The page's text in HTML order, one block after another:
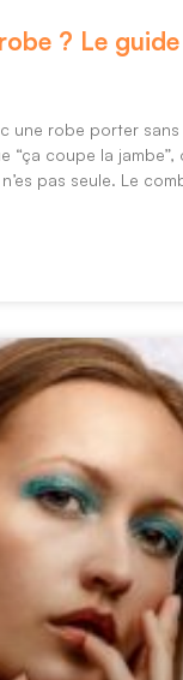
? Le
une robe porter
“ça coupe la jambe”,
pas seule. Le